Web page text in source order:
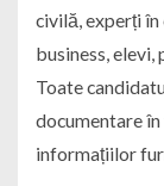
civilă, experți
business,
Toate
documentare
informațiilor